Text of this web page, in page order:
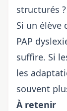
structurés ?
Si un élève
PAP
suffire. Si
les
souvent
À retenir